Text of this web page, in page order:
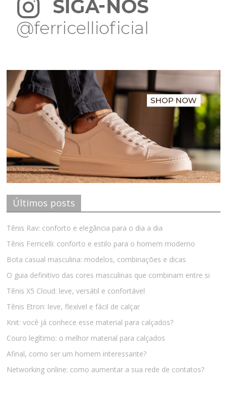
Últimos posts
Tênis Rav: conforto e elegância para o dia a dia
Tênis Ferricelli: conforto e estilo para o homem moderno
Bota casual masculina: modelos, combinações e dicas
O guia definitivo das cores masculinas que combinam entre si
Tênis X5 Cloud: leve, versátil e confortável
Tênis Etron: leve, flexível e fácil de calçar
Knit: você já conhece esse material para calçados?
Couro legítimo: o melhor material para calçados
Afinal, como ser um homem interessante?
Networking online: como aumentar a sua rede de contatos?